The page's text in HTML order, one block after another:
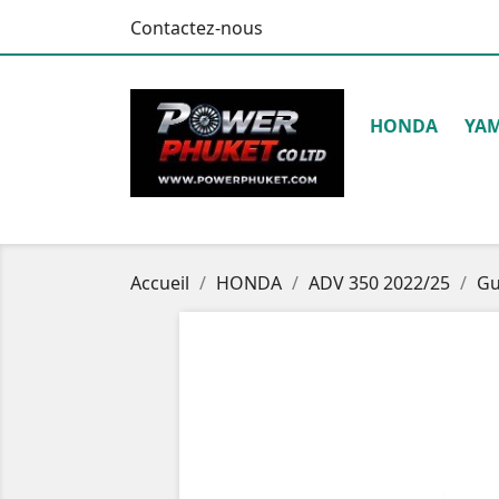
Contactez-nous
HONDA
Accueil HONDA ADV 350 2022/25